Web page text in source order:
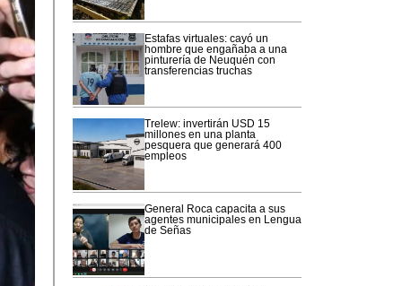
Estafas virtuales: cayó un
hombre que engañaba a una
pinturería de Neuquén con
transferencias truchas
Trelew: invertirán USD 15
millones en una planta
pesquera que generará 400
empleos
General Roca capacita a sus
agentes municipales en Lengua
de Señas